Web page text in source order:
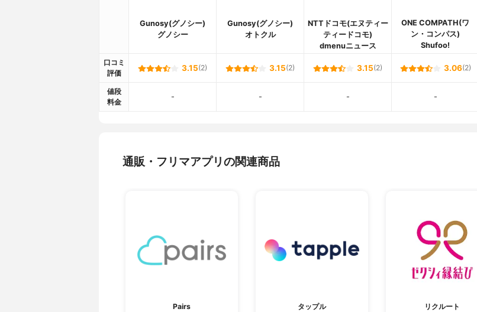
Gunosy(グノシー)
グノシー
Gunosy(グノシー)
オトクル
NTTドコモ(エヌティー
ティードコモ)
dmenuニュース
ONE COMPATH(ワ
ン・コンパス)
Shufoo!
口コミ
評価
3.15(2) 3.15(2) 3.15(2) 3.06(2)
値段
料金
- - - -
通販・フリマアプリの関連商品
Pairs
タップル
リクルート